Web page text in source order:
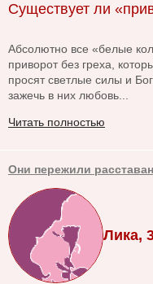
Существует ли
Абсолютно все «белые
приворот без греха,
просят светлые силы и
зажечь в них любовь...
Читать полностью
Они пережили
Лика,